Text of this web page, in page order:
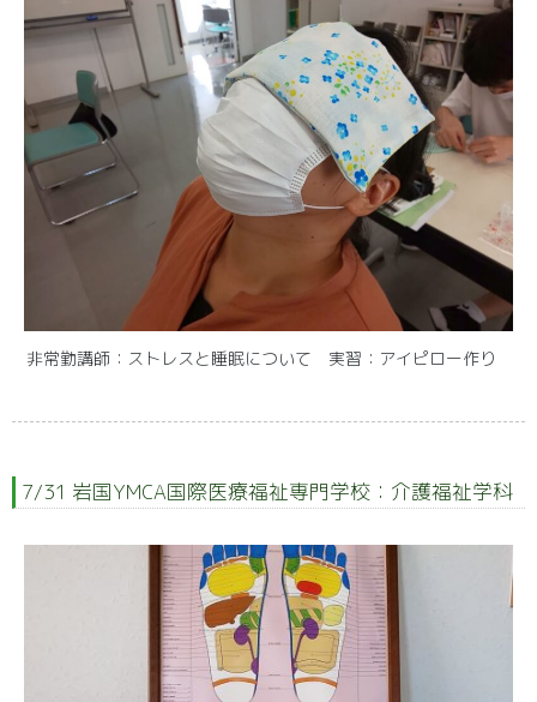
非常勤講師：ストレスと睡眠について 実習：アイピロー作り
7/31 岩国YMCA国際医療福祉専門学校：介護福祉学科